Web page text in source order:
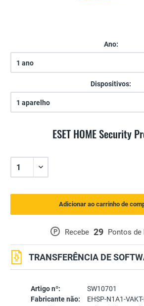
ESET HOME Security
Ano:
Dispositivos:
Artigo nº:
SW10701
Fabricante não:
EHSP-N1A1-
P Recebe 29 Pontos de
TRANSFERÊNCIA DE
Adicionar ao carrinho de